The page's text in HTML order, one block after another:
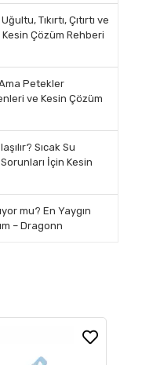
Tıkırtı, Çıtırtı ve
Çözüm Rehberi
Petekler
ve Kesin Çözüm
Sıcak Su
İçin Kesin
mu? En Yaygın
– Dragonn